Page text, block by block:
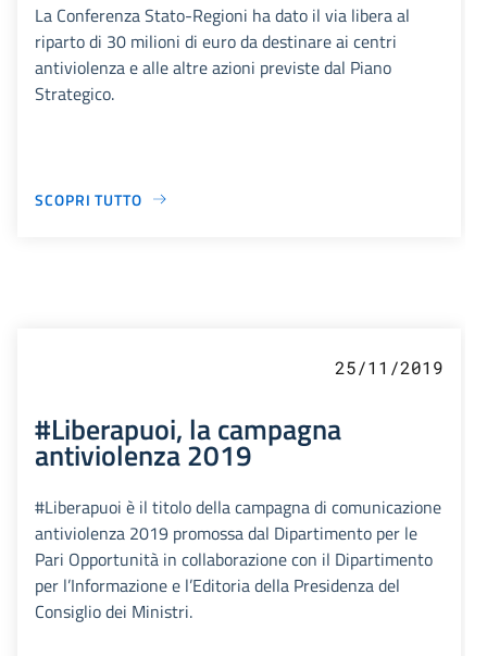
La Conferenza Stato-Regioni ha dato il via libera al
riparto di 30 milioni di euro da destinare ai centri
antiviolenza e alle altre azioni previste dal Piano
Strategico.
SCOPRI TUTTO
25/11/2019
#Liberapuoi, la campagna
antiviolenza 2019
#Liberapuoi è il titolo della campagna di comunicazione
antiviolenza 2019 promossa dal Dipartimento per le
Pari Opportunità in collaborazione con il Dipartimento
per l’Informazione e l’Editoria della Presidenza del
Consiglio dei Ministri.